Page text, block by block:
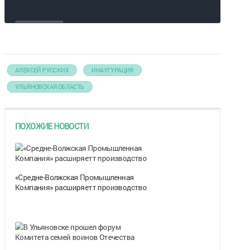
АЛЕКСЕЙ РУССКИХ ИНАУГУРАЦИЯ
УЛЬЯНОВСКАЯ ОБЛАСТЬ
ПОХОЖИЕ НОВОСТИ
«Средне-Волжская Промышленная
Компания» расширяетт производство